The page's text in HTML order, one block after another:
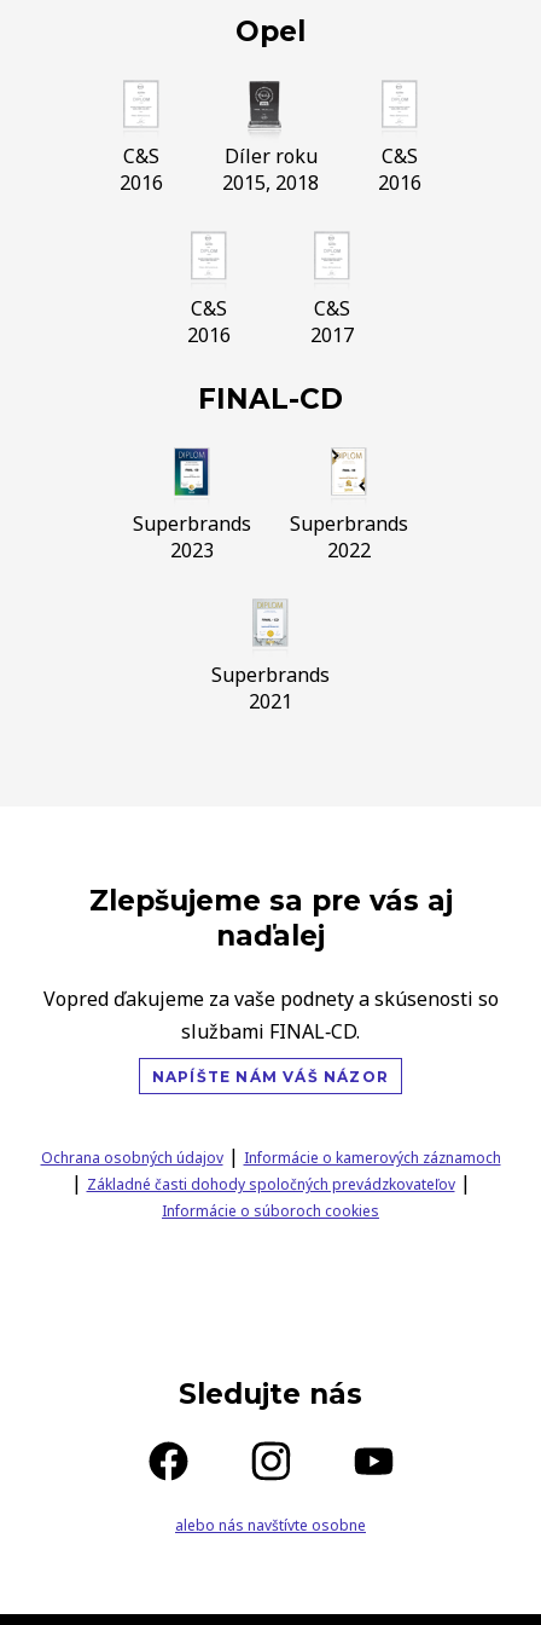
Opel
C&S
2016
Díler roku
2015, 2018
C&S
2016
C&S
2016
C&S
2017
FINAL-CD
Superbrands
2023
Superbrands
2022
Superbrands
2021
Zlepšujeme sa pre vás aj
naďalej
Vopred ďakujeme za vaše podnety a skúsenosti so
službami FINAL‑CD.
NAPÍŠTE NÁM VÁŠ NÁZOR
Ochrana osobných údajov| Informácie o kamerových záznamoch
| Základné časti dohody spoločných prevádzkovateľov|
Informácie o súboroch cookies
Sledujte nás
alebo nás navštívte osobne